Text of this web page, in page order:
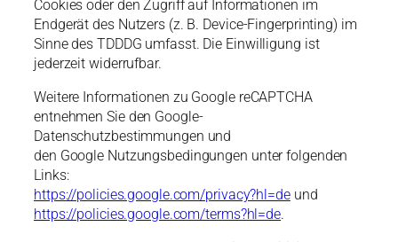
Cookies oder den Zugriff auf Informationen im
Endgerät des Nutzers (z. B. Device-Fingerprinting) im
Sinne des TDDDG umfasst. Die Einwilligung ist
jederzeit widerrufbar.
Weitere Informationen zu Google reCAPTCHA
entnehmen Sie den Google-
Datenschutzbestimmungen und
den Google Nutzungsbedingungen unter folgenden
Links:
https://policies.google.com/privacy?hl=deund
https://policies.google.com/terms?hl=de.